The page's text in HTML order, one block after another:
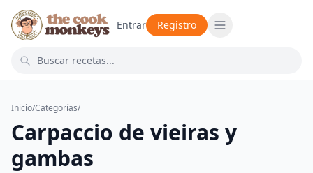
Entrar Registro
Inicio/Categorías/
Carpaccio de vieiras y
gambas